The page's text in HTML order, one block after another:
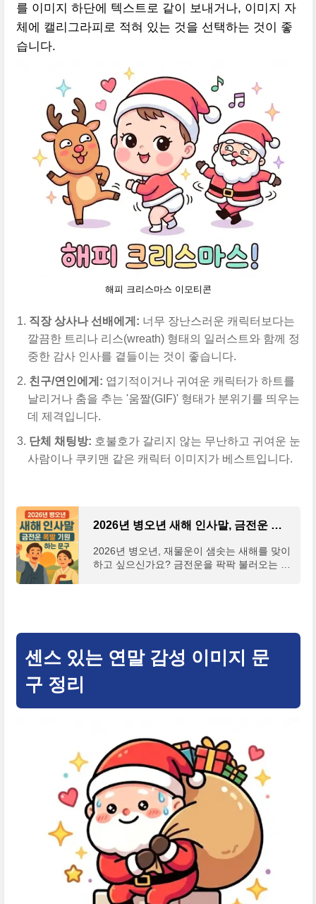
를 이미지 하단에 텍스트로 같이 보내거나, 이미지 자
체에 캘리그라피로 적혀 있는 것을 선택하는 것이 좋
습니다.
해피 크리스마스 이모티콘
직장 상사나 선배에게: 너무 장난스러운 캐릭터보다는
깔끔한 트리나 리스(wreath) 형태의 일러스트와 함께 정
중한 감사 인사를 곁들이는 것이 좋습니다.
친구/연인에게: 엽기적이거나 귀여운 캐릭터가 하트를
날리거나 춤을 추는 '움짤(GIF)' 형태가 분위기를 띄우는
데 제격입니다.
단체 채팅방: 호불호가 갈리지 않는 무난하고 귀여운 눈
사람이나 쿠키맨 같은 캐릭터 이미지가 베스트입니다.
2026년 병오년 새해 인사말, 금전운 폭발 기원하는 문구 모음
2026년 병오년, 재물운이 샘솟는 새해를 맞이
하고 싶으신가요? 금전운을 팍팍 불러오는 센
센스 있는 연말 감성 이미지 문
구 정리